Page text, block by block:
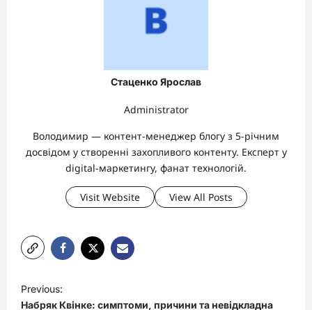
Стаценко Ярослав
Administrator
Володимир — контент-менеджер блогу з 5-річним
досвідом у створенні захопливого контенту. Експерт у
digital-маркетингу, фанат технологій.
Visit Website View All Posts
P
o
Previous:
Набряк Квінке: симптоми, причини та невідкладна